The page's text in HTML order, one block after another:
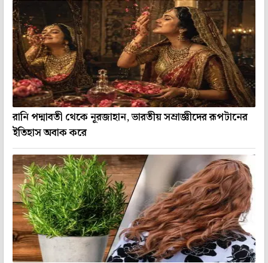
রানি পদ্মাবতী থেকে নূরজাহান, ভারতীয় সম্রাজ্ঞীদের রূপটানের
ইতিহাস অবাক করে